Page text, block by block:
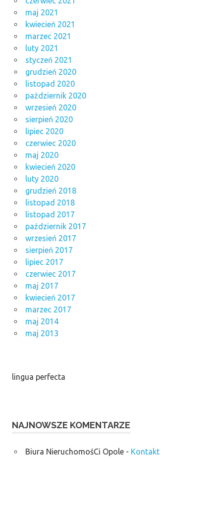
maj 2021
kwiecień 2021
marzec 2021
luty 2021
styczeń 2021
grudzień 2020
listopad 2020
październik 2020
wrzesień 2020
sierpień 2020
lipiec 2020
czerwiec 2020
maj 2020
kwiecień 2020
luty 2020
grudzień 2018
listopad 2018
listopad 2017
październik 2017
wrzesień 2017
sierpień 2017
lipiec 2017
czerwiec 2017
maj 2017
kwiecień 2017
marzec 2017
maj 2014
maj 2013
lingua perfecta
NAJNOWSZE KOMENTARZE
Biura NieruchomośCi Opole- Kontakt